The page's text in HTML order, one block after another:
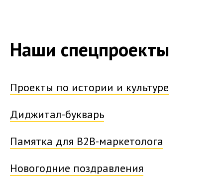
Наши спецпроекты
Проекты по истории и культуре
Диджитал-букварь
Памятка для B2B-маркетолога
Новогодние поздравления